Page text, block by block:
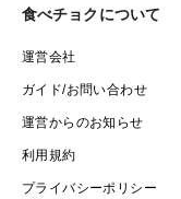
食べチョクについて
運営会社
ガイド/お問い合わせ
運営からのお知らせ
利用規約
プライバシーポリシー